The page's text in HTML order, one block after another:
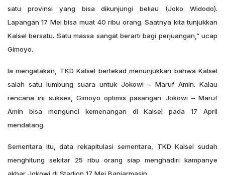
satu provinsi yang bisa dikunjungi beliau (Joko Widodo).
Lapangan 17 Mei bisa muat 40 ribu orang. Saatnya kita tunjukkan
Kalsel bersatu. Satu massa sangat berarti bagi perjuangan,” ucap
Gimoyo.
Ia mengatakan, TKD Kalsel bertekad menunjukkan bahwa Kalsel
salah satu lumbung suara untuk Jokowi – Maruf Amin. Kalau
rencana ini sukses, Gimoyo optimis pasangan Jokowi – Maruf
Amin bisa mengunci kemenangan di Kalsel pada 17 April
mendatang.
Sementara itu, data rekapitulasi sementara, TKD Kalsel sudah
menghitung sekitar 25 ribu orang siap menghadiri kampanye